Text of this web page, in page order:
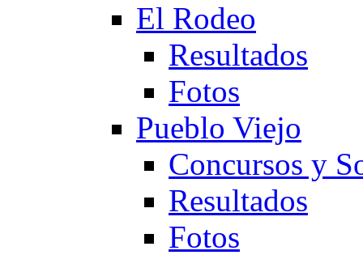
El Rodeo
Resultados
Fotos
Pueblo Viejo
Concursos y
Resultados
Fotos